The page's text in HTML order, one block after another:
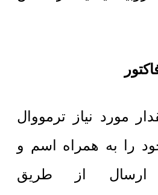
مورد نیاز ترمووال
را به همراه اسم و
ارسال از طریق